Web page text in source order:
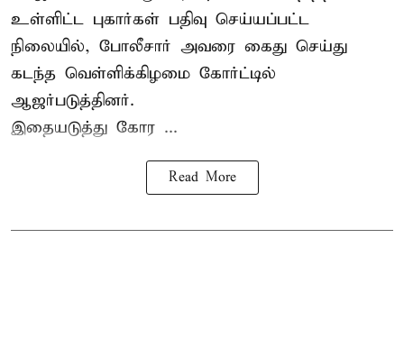
உள்ளிட்ட புகார்கள் பதிவு செய்யப்பட்ட
நிலையில், போலீசார் அவரை கைது செய்து
கடந்த வெள்ளிக்கிழமை கோர்ட்டில்
ஆஜர்படுத்தினர்.
இதையடுத்து கோர ...
Read More